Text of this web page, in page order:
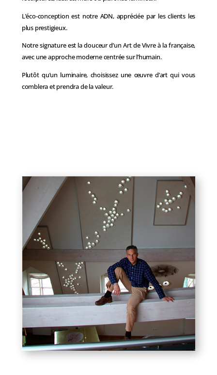
L’éco-conception est notre ADN, appréciée par les clients les
plus prestigieux.
Notre signature est la douceur d’un Art de Vivre à la française,
avec une approche moderne centrée sur l’humain.
Plutôt qu’un luminaire, choisissez une œuvre d’art qui vous
comblera et prendra de la valeur.